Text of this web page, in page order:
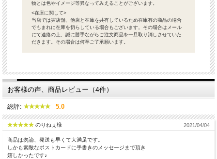
物とは色やイメージ等異なってみえることがございます。
<在庫に関して>
当店では実店舗、他店と在庫を共有しているため在庫有の商品の場合
でもまれに在庫を切らしている場合もございます。その場合はメール
にて連絡の上、誠に勝手ながらご注文商品を一旦取り消しさせていた
だきます。その場合は何卒ご了承願います。
お客様の声、商品レビュー（4件）
総評: 5.0
のりねぇ様 2021/04/04
商品は勿論、発送も早くて大満足です。
しかも素敵なポストカードに手書きのメッセージまで頂き
嬉しかったです♪